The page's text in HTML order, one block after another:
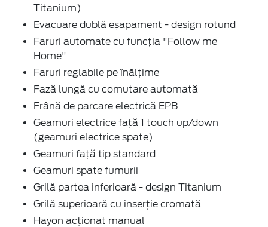
Titanium)
Evacuare dublă eșapament - design rotund
Faruri automate cu funcția "Follow me
Home"
Faruri reglabile pe înălțime
Fază lungă cu comutare automată
Frână de parcare electrică EPB
Geamuri electrice față 1 touch up/down
(geamuri electrice spate)
Geamuri față tip standard
Geamuri spate fumurii
Grilă partea inferioară - design Titanium
Grilă superioară cu inserție cromată
Hayon acționat manual